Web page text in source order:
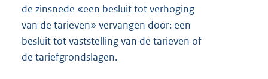
de zinsnede «een besluit tot verhoging
van de tarieven» vervangen door: een
besluit tot vaststelling van de tarieven of
de tariefgrondslagen.